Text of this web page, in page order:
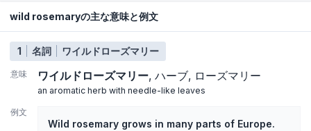
wild rosemaryの主な意味と例文
1 名詞 ワイルドローズマリー
意味 ワイルドローズマリー ハーブ ローズマリー
an aromatic herb with needle-like leaves
例文
Wild rosemary grows in many parts of Europe.